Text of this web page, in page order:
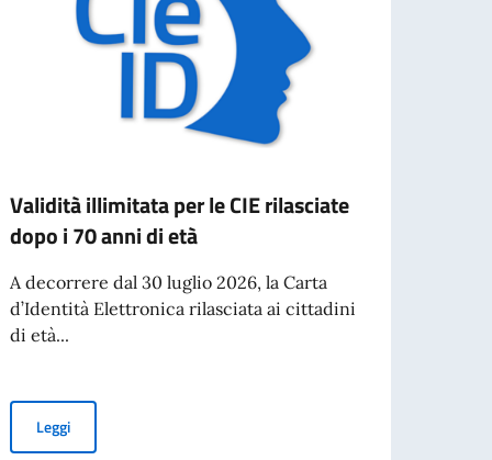
Validità illimitata per le CIE rilasciate
dopo i 70 anni di età
A decorrere dal 30 luglio 2026, la Carta
d’Identità Elettronica rilasciata ai cittadini
di età...
LeggiValidità illimitata per le CIE rilasciate dopo i 70 anni di età